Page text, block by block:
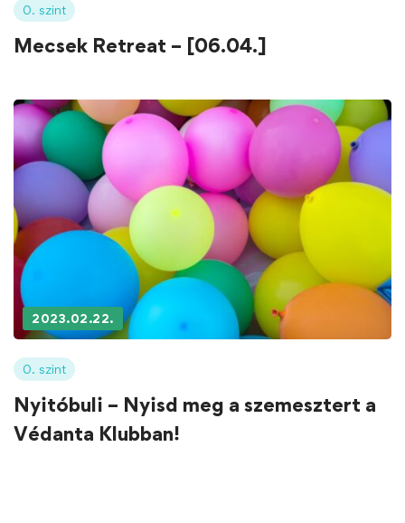
0. szint
Mecsek Retreat – [06.04.]
2023.02.22.
0. szint
Nyitóbuli – Nyisd meg a szemesztert a
Védanta Klubban!